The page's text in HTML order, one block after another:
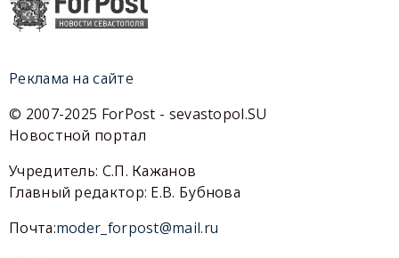
Реклама на сайте
© 2007-2025 ForPost - sevastopol.SU
Новостной портал
Учредитель: С.П. Кажанов
Главный редактор: Е.В. Бубнова
Почта:moder_forpost@mail.ru